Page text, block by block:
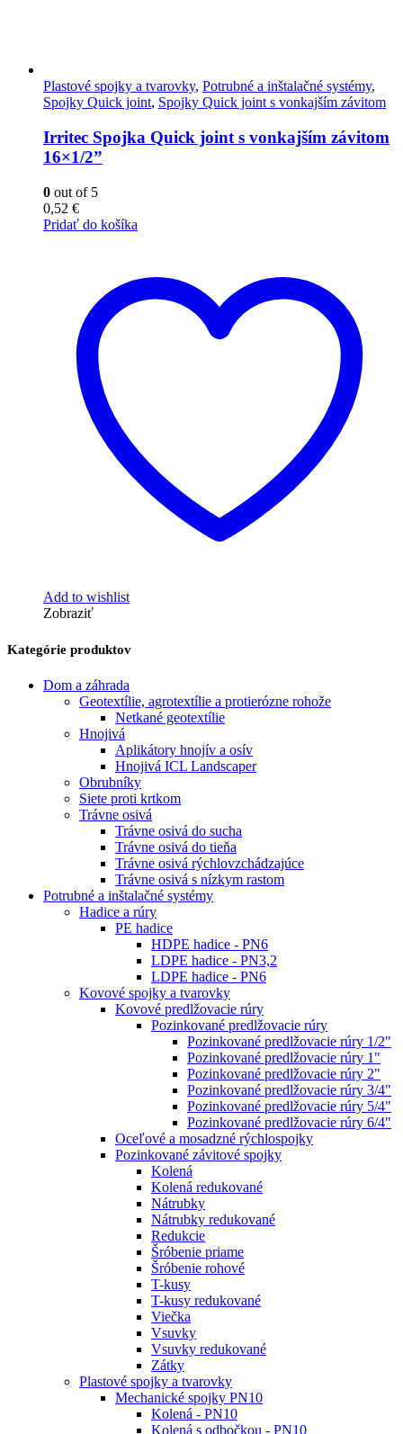
Plastové spojky a tvarovky, Potrubné a inštalačné systémy,
Spojky Quick joint, Spojky Quick joint s vonkajším závitom
Irritec Spojka Quick joint s vonkajším závitom
16×1/2”
0 out of 5
0,52 €
Pridať do košíka
Add to wishlist
Zobraziť
Kategórie produktov
Dom a záhrada
Geotextílie, agrotextílie a protierózne rohože
Netkané geotextílie
Hnojivá
Aplikátory hnojív a osív
Hnojivá ICL Landscaper
Obrubníky
Siete proti krtkom
Trávne osivá
Trávne osivá do sucha
Trávne osivá do tieňa
Trávne osivá rýchlovzchádzajúce
Trávne osivá s nízkym rastom
Potrubné a inštalačné systémy
Hadice a rúry
PE hadice
HDPE hadice - PN6
LDPE hadice - PN3,2
LDPE hadice - PN6
Kovové spojky a tvarovky
Kovové predlžovacie rúry
Pozinkované predlžovacie rúry
Pozinkované predlžovacie rúry 1/2"
Pozinkované predlžovacie rúry 1"
Pozinkované predlžovacie rúry 2"
Pozinkované predlžovacie rúry 3/4"
Pozinkované predlžovacie rúry 5/4"
Pozinkované predlžovacie rúry 6/4"
Oceľové a mosadzné rýchlospojky
Pozinkované závitové spojky
Kolená
Kolená redukované
Nátrubky
Nátrubky redukované
Redukcie
Šróbenie priame
Šróbenie rohové
T-kusy
T-kusy redukované
Viečka
Vsuvky
Vsuvky redukované
Zátky
Plastové spojky a tvarovky
Mechanické spojky PN10
Kolená - PN10
Kolená s odbočkou - PN10